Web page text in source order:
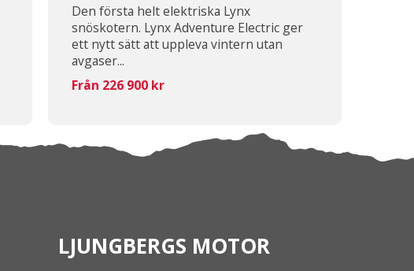
Den första helt elektriska Lynx
snöskotern. Lynx Adventure Electric ger
ett nytt sätt att uppleva vintern utan
avgaser...
Från 226 900 kr
LJUNGBERGS MOTOR